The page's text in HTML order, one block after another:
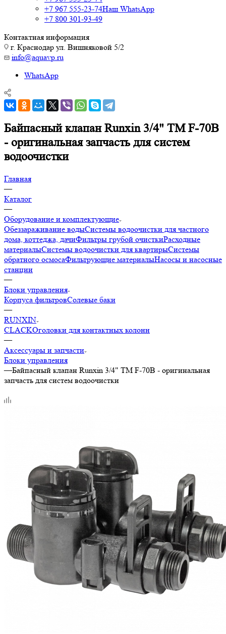
+7 967 555-23-74Наш WhatsApp
+7 800 301-93-49
Контактная информация
г. Краснодар ул. Вишняковой 5/2
info@aquavp.ru
WhatsApp
Байпасный клапан Runxin 3/4" TM F-70B
- оригинальная запчасть для систем
водоочистки
Главная
—
Каталог
—
Оборудование и комплектующие
Обеззараживание водыСистемы водоочистки для частного
дома, коттеджа, дачиФильтры грубой очисткиРасходные
материалыСистемы водоочистки для квартирыСистемы
обратного осмосаФильтрующие материалыНасосы и насосные
станции
—
Блоки управления
Корпуса фильтровСолевые баки
—
RUNXIN
CLACKОголовки для контактных колонн
—
Аксессуары и запчасти
Блоки управления
—Байпасный клапан Runxin 3/4" TM F-70B - оригинальная
запчасть для систем водоочистки